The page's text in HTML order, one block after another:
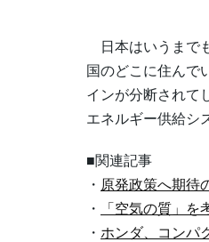
日本はいうまで
国のどこに住んで
インが分断されて
エネルギー供給シ
■関連記事
・ 原発政策へ期
・
「空気の質」
・ ホンダ、コンパ